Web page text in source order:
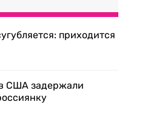
приходится
США задержали